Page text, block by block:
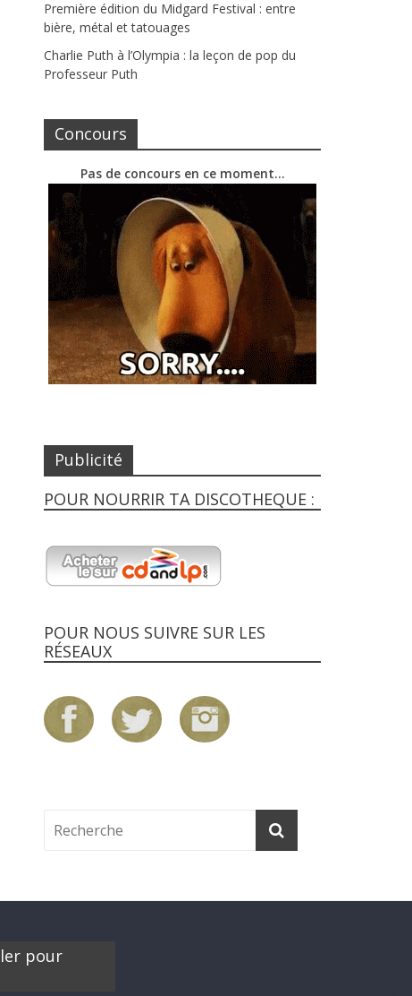
Première édition du Midgard Festival : entre
bière, métal et tatouages
Charlie Puth à l’Olympia : la leçon de pop du
Professeur Puth
Concours
Pas de concours en ce moment…
Publicité
POUR NOURRIR TA DISCOTHEQUE :
POUR NOUS SUIVRE SUR LES
RÉSEAUX
pour